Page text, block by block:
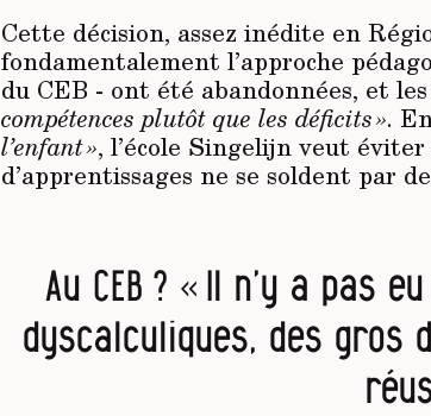
Cette décision, assez inédite en
fondamentalement l’approche
du CEB - ont été abandonnées, et
compétences plutôt que les déficits ».
l’enfant », l’école Singelijn veut
d’apprentissages ne se soldent par
Au CEB ? « Il n’y a pas
dyscalculiques, des gros